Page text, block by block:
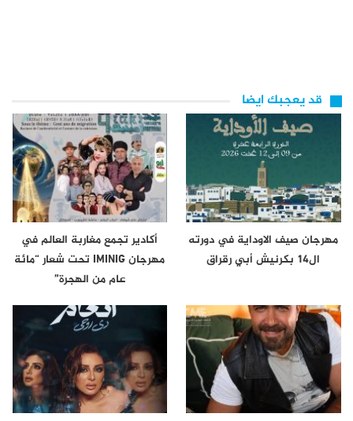
قد يعجبك ايضا
مهرجان صيف الاوداية في دورته
ال14 بكرنيش أبي رقراق
أكادير تجمع مغاربة العالم في
مهرجان IMINIG تحت شعار “مائة
عام من الهجرة”